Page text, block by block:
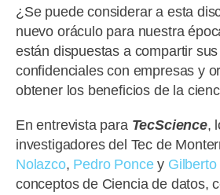
¿Se puede considerar a esta
nuevo oráculo para nuestra
están dispuestas a compartir
confidenciales con empresas y
obtener los beneficios de la
En entrevista para TecScience,
investigadores del Tec de
Nolazco, Pedro Poncey
conceptos de Ciencia de datos,